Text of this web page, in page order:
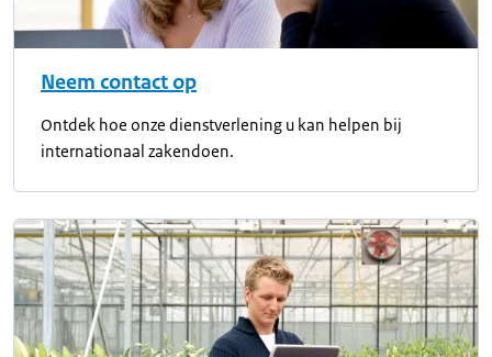
Neem contact op
Ontdek hoe onze dienstverlening u kan helpen bij
internationaal zakendoen.